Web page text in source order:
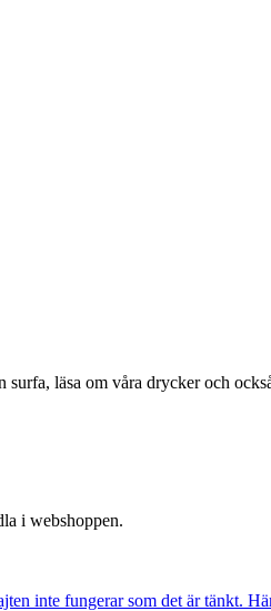
läsa om våra drycker och
i webshoppen.
inte fungerar som det är tänkt.